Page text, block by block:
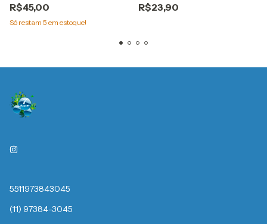
R$45,00
Só restam 5 em estoque!
R$23,90
5511973843045
(11) 97384-3045